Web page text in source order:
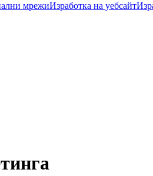
мрежиИзработка на уебсайт